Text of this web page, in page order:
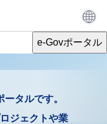
e-Govポータル
タルです。
ジェクトや業